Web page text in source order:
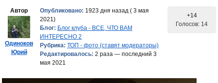
Автор
Одиноков
Юрий
Опубликовано: 1923 дня назад ( 3 мая
2021)
Блог: Блог клуба - ВСЕ, ЧТО ВАМ
ИНТЕРЕСНО 2
Рубрика: ТОП - фото (ставят модераторы)
Редактировалось: 2 раза — последний 3
мая 2021
+14
Голосов: 14